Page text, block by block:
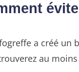
a créé
au